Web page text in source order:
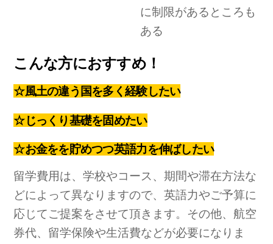
に制限があるところも
ある
こんな方におすすめ！
☆風土の違う国を多く経験したい
☆じっくり基礎を固めたい
☆お金をを貯めつつ英語力を伸ばしたい
留学費用は、学校やコース、期間や滞在方法な
どによって異なりますので、英語力やご予算に
応じてご提案をさせて頂きます。その他、航空
券代、留学保険や生活費などが必要になりま